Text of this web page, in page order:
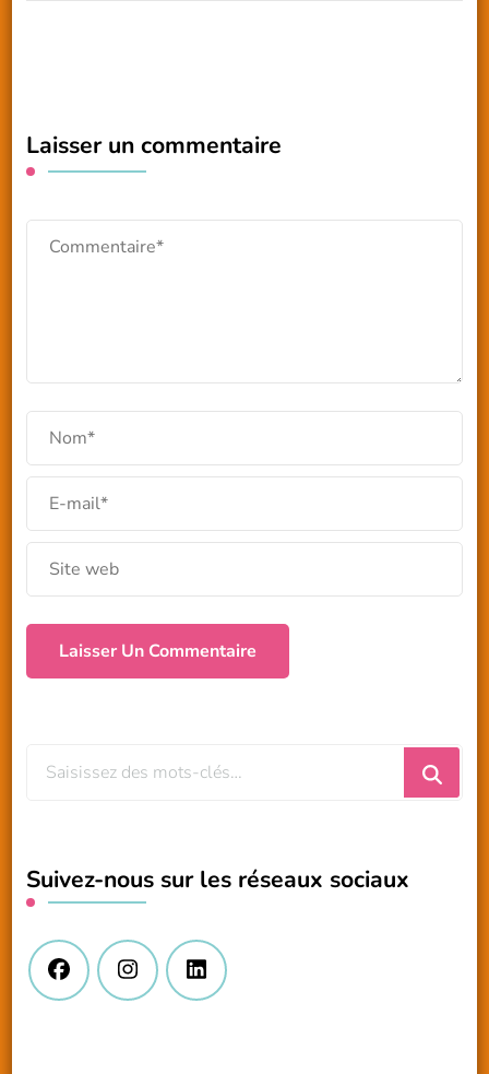
Laisser un commentaire
?
Suivez-nous sur les réseaux sociaux